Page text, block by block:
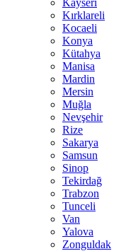
Kayseri
Kırklareli
Kocaeli
Konya
Kütahya
Manisa
Mardin
Mersin
Muğla
Nevşehir
Rize
Sakarya
Samsun
Sinop
Tekirdağ
Trabzon
Tunceli
Van
Yalova
Zonguldak